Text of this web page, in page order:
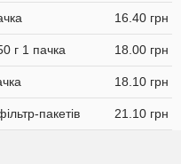
16.40 грн
г 1 пачка 18.00 грн
18.10 грн
пакетів 21.10 грн